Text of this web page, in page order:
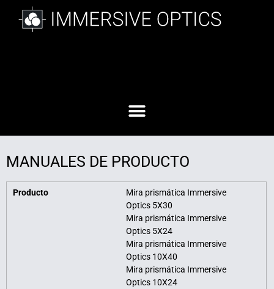
MANUALES DE PRODUCTO
Producto
Mira prismática Immersive
Optics 5X30
Mira prismática Immersive
Optics 5X24
Mira prismática Immersive
Optics 10X40
Mira prismática Immersive
Optics 10X24